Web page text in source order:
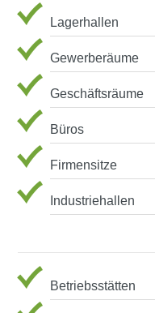
Lagerhallen
Gewerberäume
Geschäftsräume
Büros
Firmensitze
Industriehallen
Betriebsstätten